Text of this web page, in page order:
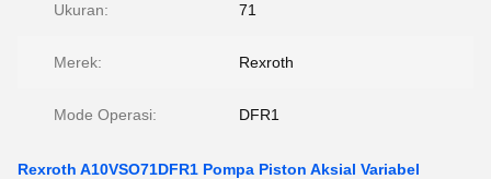
Ukuran: 71
Merek: Rexroth
Mode Operasi: DFR1
Rexroth A10VSO71DFR1 Pompa Piston Aksial Variabel